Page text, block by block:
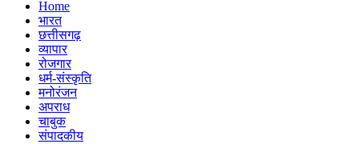
Home
भारत
छत्तीसगढ़
व्यापार
रोजगार
धर्म-संस्कृति
मनोरंजन
अपराध
चाबुक
संपादकीय